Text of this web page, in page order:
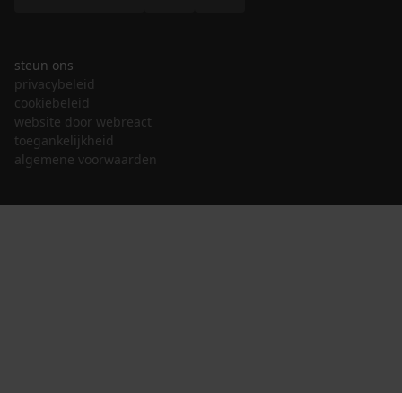
steun ons
privacybeleid
cookiebeleid
website door webreact
toegankelijkheid
algemene voorwaarden